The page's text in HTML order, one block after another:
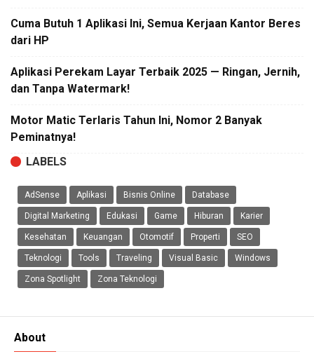
Cuma Butuh 1 Aplikasi Ini, Semua Kerjaan Kantor Beres
dari HP
Aplikasi Perekam Layar Terbaik 2025 — Ringan, Jernih,
dan Tanpa Watermark!
Motor Matic Terlaris Tahun Ini, Nomor 2 Banyak
Peminatnya!
LABELS
AdSense Aplikasi Bisnis Online Database
Digital Marketing Edukasi Game Hiburan Karier
Kesehatan Keuangan Otomotif Properti SEO
Teknologi Tools Traveling Visual Basic Windows
Zona Spotlight Zona Teknologi
About